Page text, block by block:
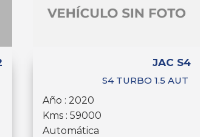
JAC S4
S4 TURBO 1.5 AUT
Año : 2020
Kms : 59000
Automática